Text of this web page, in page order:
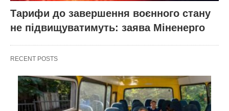
Тарифи до завершення воєнного стану
не підвищуватимуть: заява Міненерго
RECENT POSTS